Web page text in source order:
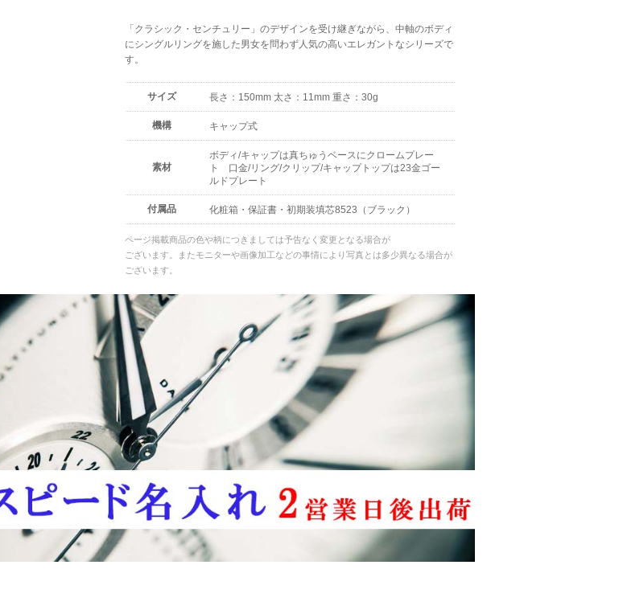
「クラシック・センチュリー」のデザインを受け継ぎながら、中軸のボディ
にシングルリングを施した男女を問わず人気の高いエレガントなシリーズで
す。
サイズ 長さ：150mm 太さ：11mm 重さ：30g
機構 キャップ式
素材
ボディ/キャップは真ちゅうベースにクロームプレー
ト 口金/リング/クリップ/キャップトップは23金ゴー
ルドプレート
付属品 化粧箱・保証書・初期装填芯8523（ブラック）
ページ掲載商品の色や柄につきましては予告なく変更となる場合が
ございます。またモニターや画像加工などの事情により写真とは多少異なる場合が
ございます。